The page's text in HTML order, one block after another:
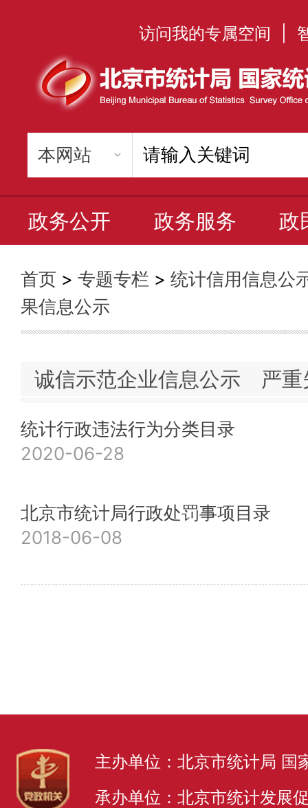
访问我的专属空间
政务公开 政务服务 政
首页 > 专题专栏 > 统计信用信息公
果信息公示
诚信示范企业信息公示 严
统计行政违法行为分类目录
2020-06-28
北京市统计局行政处罚事项目录
2018-06-08
主办单位：北京市统计局 国
承办单位：北京市统计发展